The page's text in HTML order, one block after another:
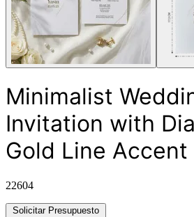
Minimalist
Invitation with
Gold Line Accent
22604